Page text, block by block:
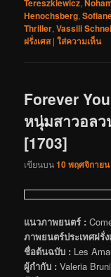
Tereszkiewicz
Henochsberg,
Thriller,Vassili
ฝรั่งเศส |ใส่ความเห็น
Forever
หนุ่มสาวอลว
[1703]
เขียนบน10 พฤศจิกาย
แนวภาพยนตร์ :
ภาพยนตร์ประเทศฝรั่ง
ชื่อต้นฉบับ : Les
ผู้กำกับ : Valeria